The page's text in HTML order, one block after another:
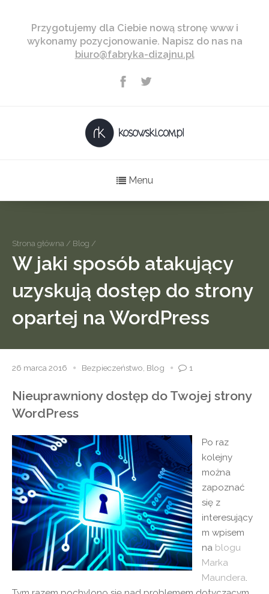
Przygotujemy dla Ciebie nową stronę www i
wykonamy pozycjonowanie. Napisz do nas na
biuro@fabryka-dizajnu.pl
Menu
Strona główna / Blog /
W jaki sposób atakujący
uzyskują dostęp do strony
opartej na WordPress
26 marca 2016 Bezpieczeństwo Blog 1
Nieuprawniony dostęp do Twojej strony
WordPress
Po raz
kolejny
można
zapoznać
się z
interesujący
m wpisem
na blogu
Marka
Maundera